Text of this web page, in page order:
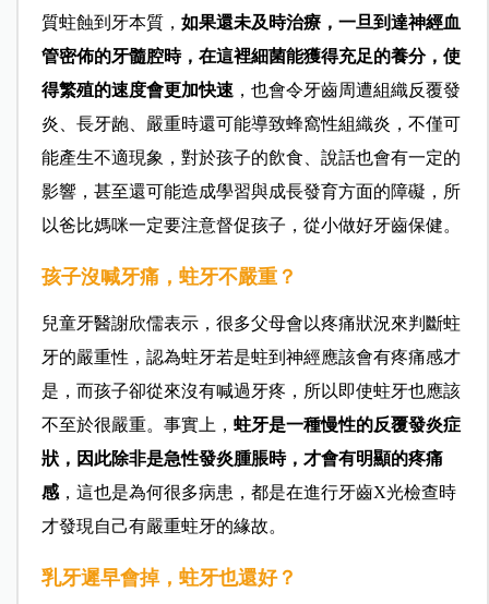
質蛀蝕到牙本質， 如果還未及時治療，一旦到達神經血
管密佈的牙髓腔時，在這裡細菌能獲得充足的養分，使
得繁殖的速度會更加快速 ，也會令牙齒周遭組織反覆發
炎、長牙龅、嚴重時還可能導致蜂窩性組織炎，不僅可
能產生不適現象，對於孩子的飲食、說話也會有一定的
影響，甚至還可能造成學習與成長發育方面的障礙，所
以爸比媽咪一定要注意督促孩子，從小做好牙齒保健。
孩子沒喊牙痛，蛀牙不嚴重？
兒童牙醫謝欣儒表示，很多父母會以疼痛狀況來判斷蛀
牙的嚴重性，認為蛀牙若是蛀到神經應該會有疼痛感才
是，而孩子卻從來沒有喊過牙疼，所以即使蛀牙也應該
不至於很嚴重。事實上， 蛀牙是一種慢性的反覆發炎症
狀，因此除非是急性發炎腫脹時，才會有明顯的疼痛
感，這也是為何很多病患，都是在進行牙齒X光檢查時
才發現自己有嚴重蛀牙的緣故。
乳牙遲早會掉，蛀牙也還好？